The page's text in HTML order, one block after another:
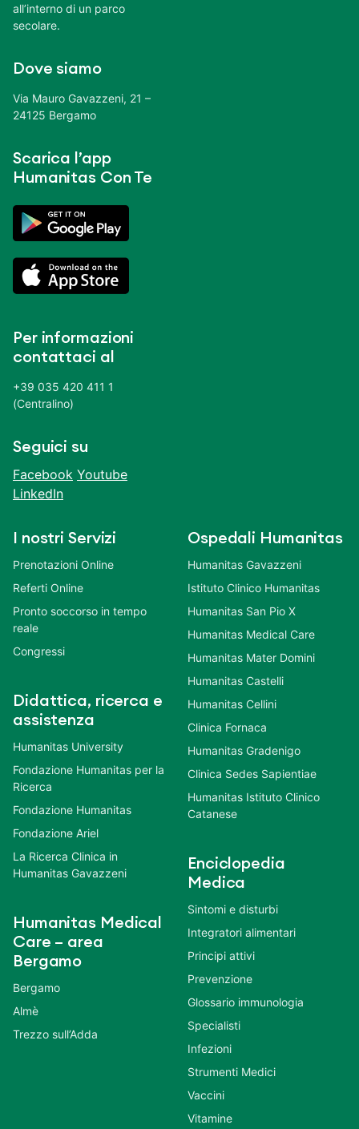
all’interno di un parco
secolare.
Dove siamo
Via Mauro Gavazzeni, 21 –
24125 Bergamo
Scarica l’app
Humanitas Con Te
Per informazioni
contattaci al
+39 035 420 411 1
(Centralino)
Seguici su
Facebook Youtube
LinkedIn
I nostri Servizi
Prenotazioni Online
Referti Online
Pronto soccorso in tempo
reale
Congressi
Didattica, ricerca e
assistenza
Humanitas University
Fondazione Humanitas per la
Ricerca
Fondazione Humanitas
Fondazione Ariel
La Ricerca Clinica in
Humanitas Gavazzeni
Humanitas Medical
Care – area
Bergamo
Bergamo
Almè
Trezzo sull’Adda
Ospedali Humanitas
Humanitas Gavazzeni
Istituto Clinico Humanitas
Humanitas San Pio X
Humanitas Medical Care
Humanitas Mater Domini
Humanitas Castelli
Humanitas Cellini
Clinica Fornaca
Humanitas Gradenigo
Clinica Sedes Sapientiae
Humanitas Istituto Clinico
Catanese
Enciclopedia
Medica
Sintomi e disturbi
Integratori alimentari
Principi attivi
Prevenzione
Glossario immunologia
Specialisti
Infezioni
Strumenti Medici
Vaccini
Vitamine